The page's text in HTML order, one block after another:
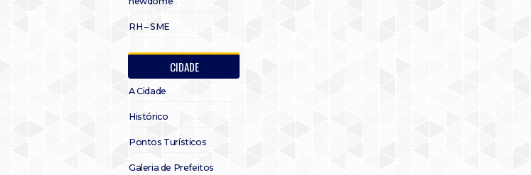
RH – SME
CIDADE
A Cidade
Histórico
Pontos Turísticos
Galeria de Prefeitos